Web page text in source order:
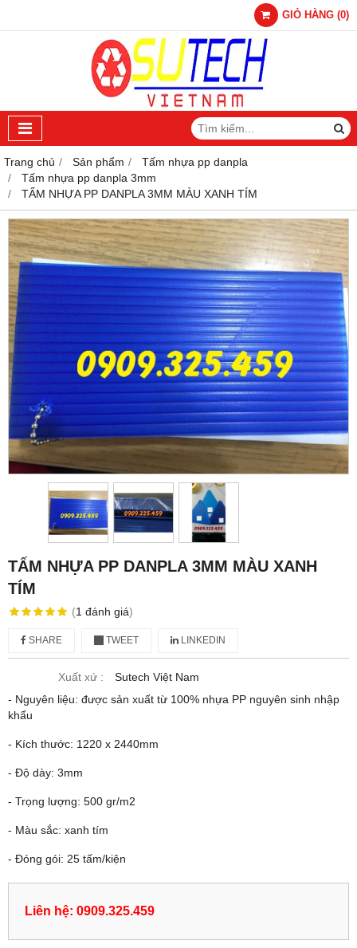
GIỎ HÀNG (0)
Trang chủ Sản phẩm
Tấm nhựa pp danpla
Tấm nhựa pp danpla 3mm
TẤM NHỰA PP DANPLA 3MM MÀU XANH TÍM
TẤM NHỰA PP DANPLA 3MM MÀU XANH
TÍM
(1 đánh giá)
SHARE TWEET LINKEDIN
Xuất xứ :
Sutech Việt Nam
- Nguyên liệu: được sản xuất từ 100% nhựa PP nguyên sinh nhập
khẩu
- Kích thước: 1220 x 2440mm
- Độ dày: 3mm
- Trọng lượng: 500 gr/m2
- Màu sắc: xanh tím
- Đóng gói: 25 tấm/kiện
Liên hệ: 0909.325.459